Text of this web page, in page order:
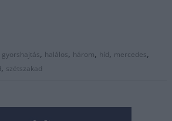
gyorshajtás, halálos, három, híd, mercedes,
, szétszakad